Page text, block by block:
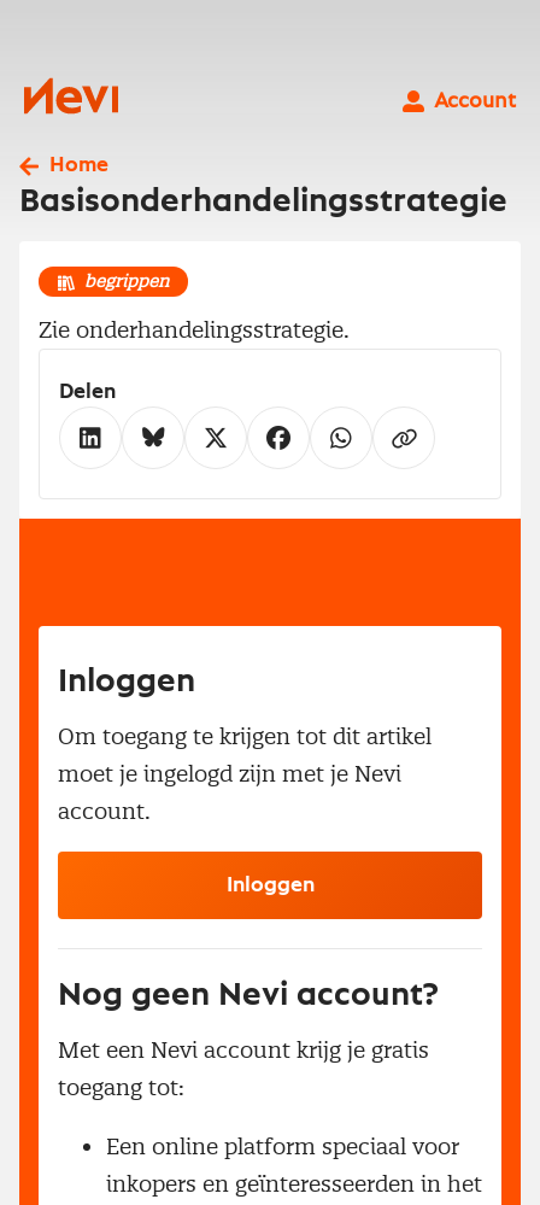
Nevi
Account
Home
Basisonderhandelingsstrategie
begrippen
Zie onderhandelingsstrategie.
Delen
Inloggen
Om toegang te krijgen tot dit artikel
moet je ingelogd zijn met je Nevi
account.
Inloggen
Nog geen Nevi account?
Met een Nevi account krijg je gratis
toegang tot:
Een online platform speciaal voor
inkopers en geïnteresseerden in het